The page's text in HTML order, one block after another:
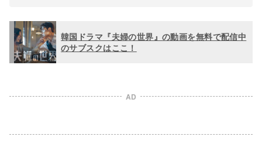
韓国ドラマ『夫婦の世界』の動画を無料で配信中
のサブスクはここ！
AD